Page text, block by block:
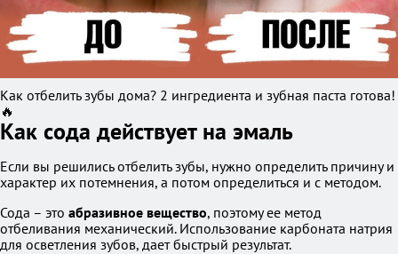
Как отбелить зубы дома? 2 ингредиента и зубная паста готова!
🔥
Как сода действует на эмаль
Если вы решились отбелить зубы, нужно определить причину и
характер их потемнения, а потом определиться и с методом.
Сода – это абразивное вещество, поэтому ее метод
отбеливания механический. Использование карбоната натрия
для осветления зубов, дает быстрый результат.